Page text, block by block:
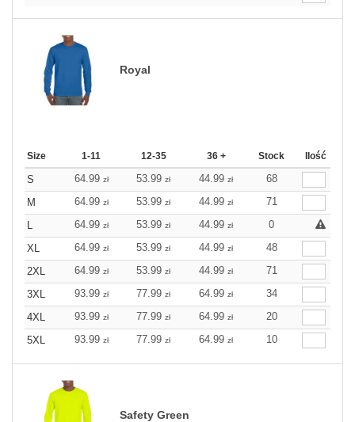
Royal
Size 1-11 12-35 36 + Stock Ilość
S 64.99 zł 53.99 zł 44.99 zł
68
M
64.99 zł 53.99 zł 44.99 zł
71
L
64.99 zł 53.99 zł 44.99 zł
0
XL
64.99 zł 53.99 zł 44.99 zł
48
2XL
64.99 zł 53.99 zł 44.99 zł
71
3XL
93.99 zł 77.99 zł 64.99 zł
34
4XL
93.99 zł 77.99 zł 64.99 zł
20
5XL
93.99 zł 77.99 zł 64.99 zł 10
Safety Green